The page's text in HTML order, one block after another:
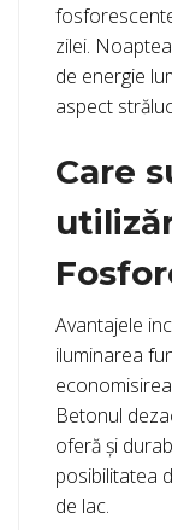
zilei.
de energie
aspect
Care
Avantajele
iluminarea
Betonul
oferă și
posibilitatea
de lac.